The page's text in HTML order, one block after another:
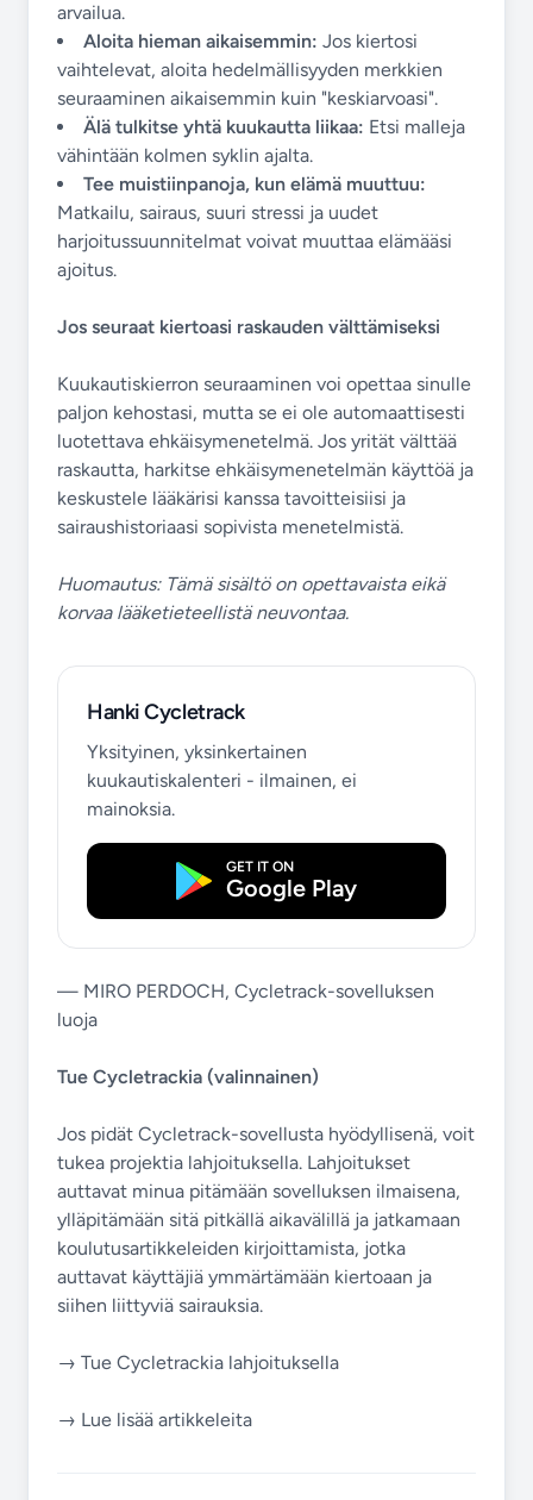
arvailua.
Aloita hieman aikaisemmin: Jos kiertosi
vaihtelevat, aloita hedelmällisyyden merkkien
seuraaminen aikaisemmin kuin "keskiarvoasi".
Älä tulkitse yhtä kuukautta liikaa: Etsi malleja
vähintään kolmen syklin ajalta.
Tee muistiinpanoja, kun elämä muuttuu:
Matkailu, sairaus, suuri stressi ja uudet
harjoitussuunnitelmat voivat muuttaa elämääsi
ajoitus.
Jos seuraat kiertoasi raskauden välttämiseksi
Kuukautiskierron seuraaminen voi opettaa sinulle
paljon kehostasi, mutta se ei ole automaattisesti
luotettava ehkäisymenetelmä. Jos yrität välttää
raskautta, harkitse ehkäisymenetelmän käyttöä ja
keskustele lääkärisi kanssa tavoitteisiisi ja
sairaushistoriaasi sopivista menetelmistä.
Huomautus: Tämä sisältö on opettavaista eikä
korvaa lääketieteellistä neuvontaa.
Hanki Cycletrack
Yksityinen, yksinkertainen
kuukautiskalenteri - ilmainen, ei
mainoksia.
GET IT ON
Google Play
— MIRO PERDOCH, Cycletrack-sovelluksen
luoja
Tue Cycletrackia (valinnainen)
Jos pidät Cycletrack-sovellusta hyödyllisenä, voit
tukea projektia lahjoituksella. Lahjoitukset
auttavat minua pitämään sovelluksen ilmaisena,
ylläpitämään sitä pitkällä aikavälillä ja jatkamaan
koulutusartikkeleiden kirjoittamista, jotka
auttavat käyttäjiä ymmärtämään kiertoaan ja
siihen liittyviä sairauksia.
→ Tue Cycletrackia lahjoituksella
→ Lue lisää artikkeleita